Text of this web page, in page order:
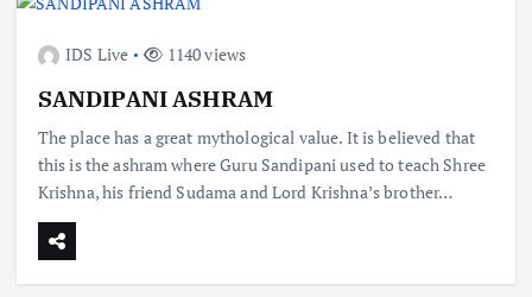
IDS Live 1140 views
SANDIPANI ASHRAM
The place has a great mythological value. It is believed that
this is the ashram where Guru Sandipani used to teach Shree
Krishna, his friend Sudama and Lord Krishna’s brother…